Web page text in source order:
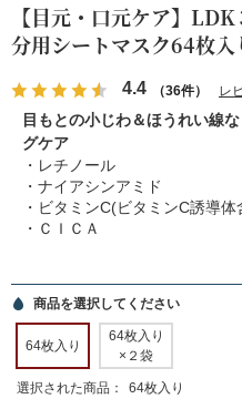
【目元・口元ケア】
分用シートマスク64枚
4.4 （36件） レ
目もとの小じわ＆ほうれい線
グケア
・レチノール
・ナイアシンアミド
・ビタミンC(ビタミンC誘導体
・ＣＩＣＡ
商品を選択してください
64枚入り
64枚入り
×２袋
選択された商品： 64枚入り